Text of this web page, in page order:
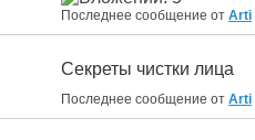
Последнее сообщение от Arti
Секреты чистки лица
Последнее сообщение от Arti